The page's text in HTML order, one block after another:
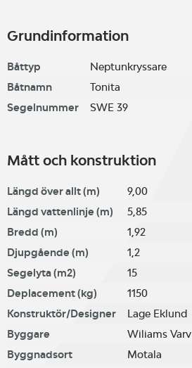
Grundinformation
Båttyp
Neptunkryssare
Båtnamn
Tonita
Segelnummer
SWE 39
Mått och konstruktion
Längd över allt (m)
9,00
Längd vattenlinje (m)
5,85
Bredd (m)
1,92
Djupgående (m)
1,2
Segelyta (m2)
15
Deplacement (kg)
1150
Konstruktör/Designer
Lage Eklund
Byggare
Wiliams Varv
Byggnadsort
Motala